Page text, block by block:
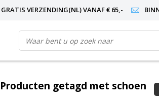
GRATIS VERZENDING(NL) VANAF € 65,-
Producten getagd met schoen